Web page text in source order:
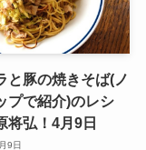
と豚の焼きそば(ノ
プで紹介)のレシ
将弘！4月9日
9日